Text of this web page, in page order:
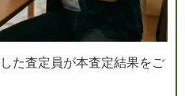
た査定員が本査定結果をご